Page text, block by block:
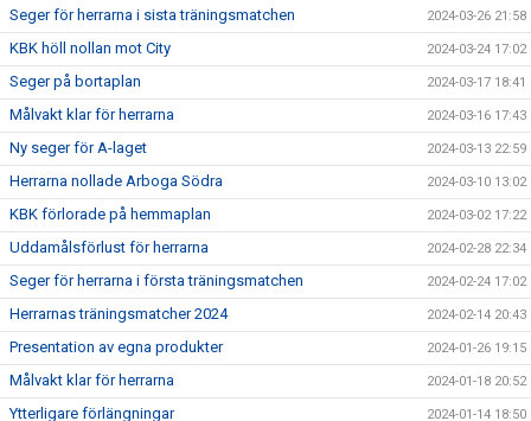
Seger för herrarna i sista träningsmatchen 2024-03-26 21:58
KBK höll nollan mot City 2024-03-24 17:02
Seger på bortaplan 2024-03-17 18:41
Målvakt klar för herrarna 2024-03-16 17:43
Ny seger för A-laget 2024-03-13 22:59
Herrarna nollade Arboga Södra 2024-03-10 13:02
KBK förlorade på hemmaplan 2024-03-02 17:22
Uddamålsförlust för herrarna 2024-02-28 22:34
Seger för herrarna i första träningsmatchen 2024-02-24 17:02
Herrarnas träningsmatcher 2024 2024-02-14 20:43
Presentation av egna produkter 2024-01-26 19:15
Målvakt klar för herrarna 2024-01-18 20:52
Ytterligare förlängningar 2024-01-14 18:50